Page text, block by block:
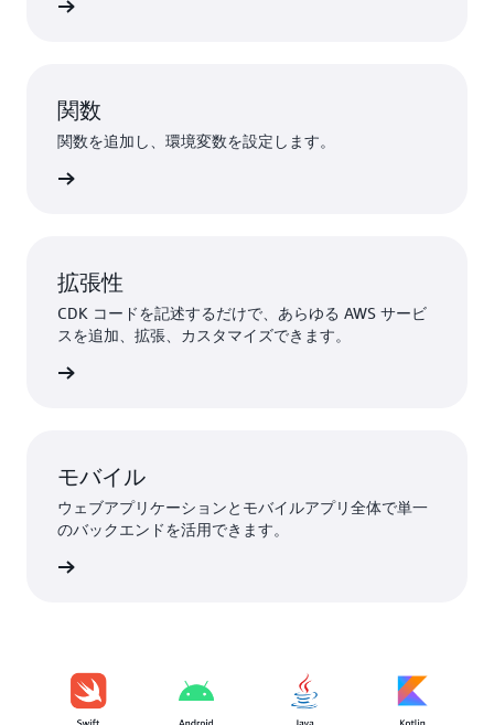
関数
関数を追加し、環境変数を設定します。
拡張性
CDK コードを記述するだけで、あらゆる AWS サービ
スを追加、拡張、カスタマイズできます。
モバイル
ウェブアプリケーションとモバイルアプリ全体で単一
のバックエンドを活用できます。